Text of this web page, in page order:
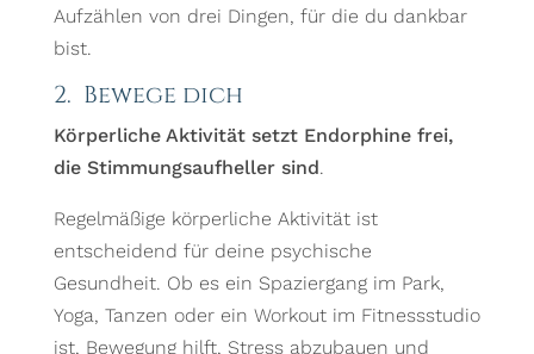
Aufzählen von drei Dingen, für die du dankbar
bist.
2. Bewege dich
Körperliche Aktivität setzt Endorphine frei,
die Stimmungsaufheller sind.
Regelmäßige körperliche Aktivität ist
entscheidend für deine psychische
Gesundheit. Ob es ein Spaziergang im Park,
Yoga, Tanzen oder ein Workout im Fitnessstudio
ist, Bewegung hilft, Stress abzubauen und